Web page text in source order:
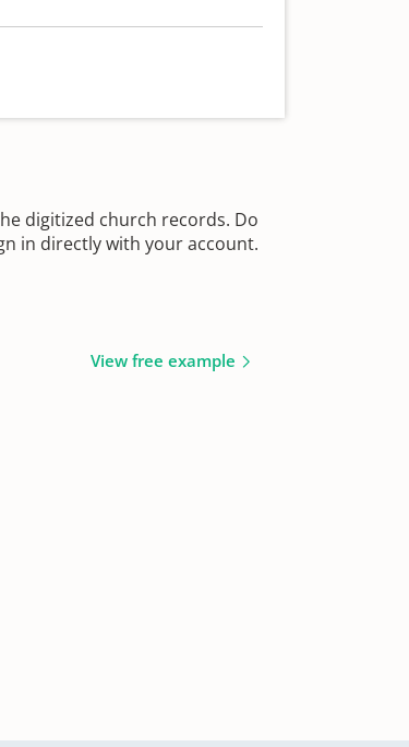
digitized church records. Do
in directly with your account.
View free example